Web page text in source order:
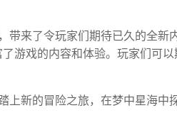
带来了令玩家们期待已久的全新
游戏的内容和体验。玩家们可
新的冒险之旅，在梦中星海中